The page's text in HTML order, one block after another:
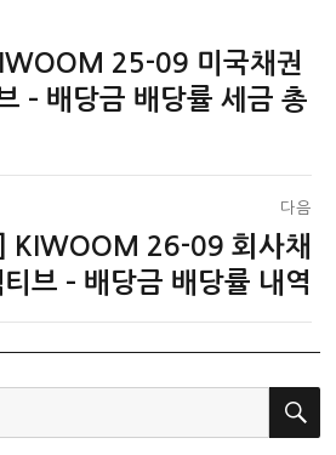
25-09 미국채권
– 배당금 배당률 세금 총
다음
KIWOOM 26-09 회사채
브 – 배당금 배당률 내역
검